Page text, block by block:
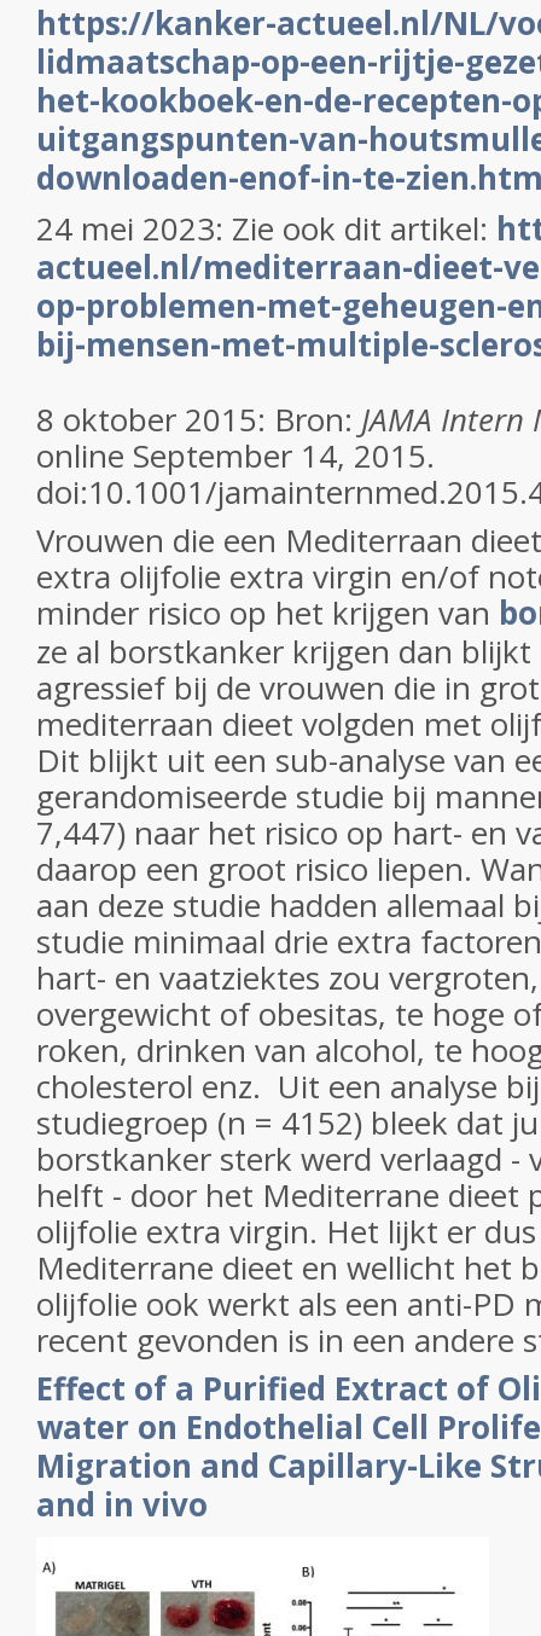
https://kanker-actueel.nl/NL/
lidmaatschap-op-een-rijtje-
het-kookboek-en-de-recepten-
uitgangspunten-van-
downloaden-enof-in-te-
24 mei 2023: Zie ook dit artikel:
actueel.nl/mediterraan-dieet-
op-problemen-met-geheugen-
bij-mensen-met-multiple-
8 oktober 2015: Bron: JAMA Intern
online September 14, 2015.
doi:10.1001/
Vrouwen die een Mediterraan
extra olijfolie extra virgin en/of
minder risico op het krijgen van
ze al borstkanker krijgen dan
agressief bij de vrouwen die in
mediterraan dieet volgden met
Dit blijkt uit een sub-analyse van
gerandomiseerde studie bij
7,447) naar het risico op hart- en
daarop een groot risico liepen.
aan deze studie hadden allemaal
studie minimaal drie extra
hart- en vaatziektes zou
overgewicht of obesitas, te hoge
roken, drinken van alcohol, te
cholesterol enz. Uit een analyse
studiegroep (n = 4152) bleek dat
borstkanker sterk werd verlaagd -
helft - door het Mediterrane dieet
olijfolie extra virgin. Het lijkt er
Mediterrane dieet en wellicht het
olijfolie ook werkt als een anti-PD
recent gevonden is in een andere
Effect of a Purified Extract of
water on Endothelial Cell
Migration and Capillary-Like
and in vivo